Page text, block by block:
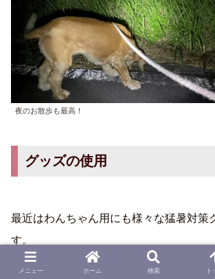
夜のお散歩も最高！
グッズの使用
最近はわんちゃん用にも様々な猛暑対策
す。
メニュー ホーム 検索 ト